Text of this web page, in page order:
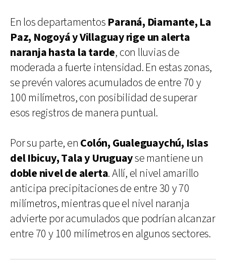
En los departamentos Paraná, Diamante, La
Paz, Nogoyá y Villaguay rige un alerta
naranja hasta la tarde, con lluvias de
moderada a fuerte intensidad. En estas zonas,
se prevén valores acumulados de entre 70 y
100 milímetros, con posibilidad de superar
esos registros de manera puntual.
Por su parte, en Colón, Gualeguaychú, Islas
del Ibicuy, Tala y Uruguayse mantiene un
doble nivel de alerta. Allí, el nivel amarillo
anticipa precipitaciones de entre 30 y 70
milímetros, mientras que el nivel naranja
advierte por acumulados que podrían alcanzar
entre 70 y 100 milímetros en algunos sectores.